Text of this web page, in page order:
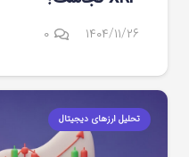
۱۴۰۴/۱۱/۲۶ ۰
تحلیل ارزهای دیجیتال